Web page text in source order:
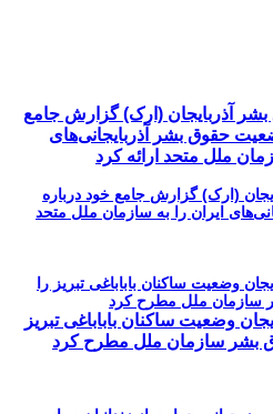
آذربایجان (ارک) گزارش جامع
حقوق بشر آذربایجانی‌های
ملل متحد ارائه کرد
وضعیت ساکنان باباباغی تبریز
بشر سازمان ملل مطرح کرد